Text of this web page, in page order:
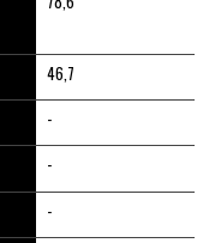
46,7
-
-
-